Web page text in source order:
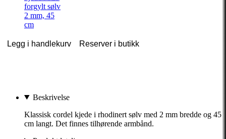
forgylt sølv
2 mm, 45
cm
Legg i handlekurv Reserver i butikk
Beskrivelse
Klassisk cordel kjede i rhodinert sølv med 2 mm bredde og 45
cm langt. Det finnes tilhørende armbånd.